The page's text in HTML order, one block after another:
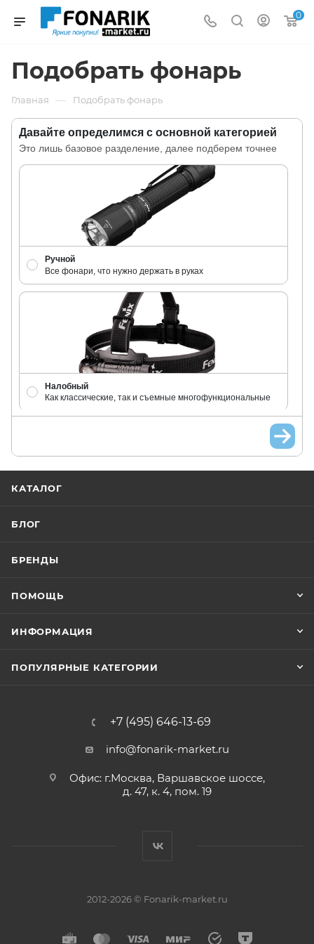
0
Подобрать фонарь
Главная — Подобрать фонарь
Давайте определимся с основной категорией
Это лишь базовое разделение, далее подберем точнее
Ручной
Все фонари, что нужно держать в руках
Налобный
Как классические, так и съемные многофункциональные
Велосипедный
Для тех, кто хочет подствольный фонарь
Фонари с международными сертификатами
КАТАЛОГ
БЛОГ
БРЕНДЫ
ПОМОЩЬ
ИНФОРМАЦИЯ
ПОПУЛЯРНЫЕ КАТЕГОРИИ
+7 (495) 646-13-69
info@fonarik-market.ru
Офис: г.Москва, Варшавское шоссе,
д. 47, к. 4, пом. 19
2012-2026 © Fonarik-market.ru